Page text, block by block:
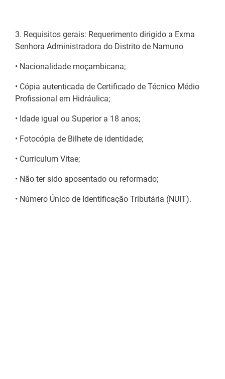
3. Requisitos gerais: Requerimento dirigido a Exma
Senhora Administradora do Distrito de Namuno
• Nacionalidade moçambicana;
• Cópia autenticada de Certificado de Técnico Médio
Profissional em Hidráulica;
• Idade igual ou Superior a 18 anos;
• Fotocópia de Bilhete de identidade;
• Curriculum Vitae;
• Não ter sido aposentado ou reformado;
• Número Único de Identificação Tributária (NUIT).